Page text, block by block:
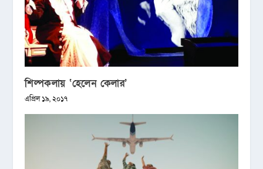
শিল্পকলায় ‘হেলেন কেলার’
এপ্রিল ১৯, ২০১৭